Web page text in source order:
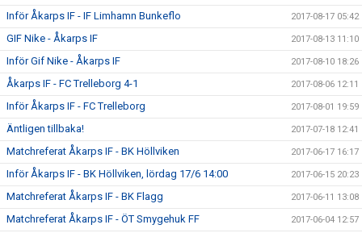
Inför Åkarps IF - IF Limhamn Bunkeflo 2017-08-17 05:42
GIF Nike - Åkarps IF 2017-08-13 11:10
Inför Gif Nike - Åkarps IF 2017-08-10 18:26
Åkarps IF - FC Trelleborg 4-1 2017-08-06 12:11
Inför Åkarps IF - FC Trelleborg 2017-08-01 19:59
Äntligen tillbaka! 2017-07-18 12:41
Matchreferat Åkarps IF - BK Höllviken 2017-06-17 16:17
Inför Åkarps IF - BK Höllviken, lördag 17/6 14:00 2017-06-15 20:23
Matchreferat Åkarps IF - BK Flagg 2017-06-11 13:08
Matchreferat Åkarps IF - ÖT Smygehuk FF 2017-06-04 12:57